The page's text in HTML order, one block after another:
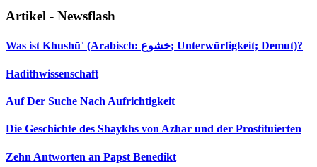
Artikel - Newsflash
Was ist Khushūʿ (Arabisch: خشوع; Unterwürfigkeit; Demut)?
Hadithwissenschaft
Auf Der Suche Nach Aufrichtigkeit
Die Geschichte des Shaykhs von Azhar und der Prostituierten
Zehn Antworten an Papst Benedikt